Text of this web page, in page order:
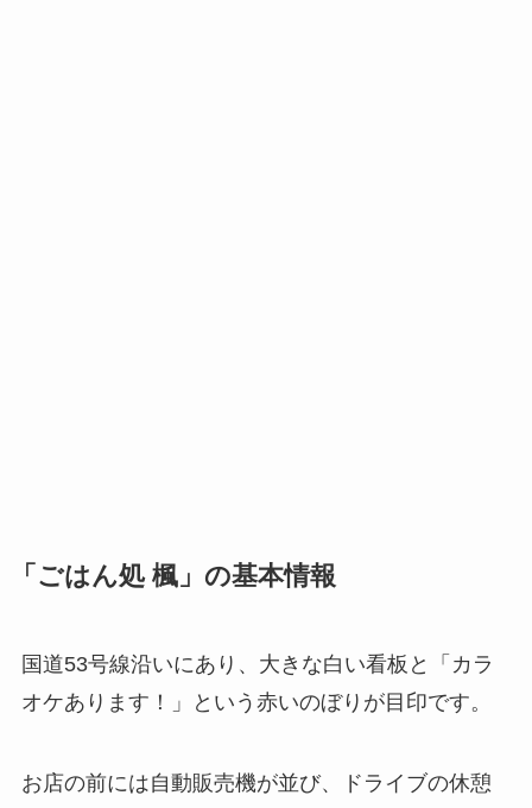
「ごはん処 楓」の基本情報
国道53号線沿いにあり、大きな白い看板と「カラ
オケあります！」という赤いのぼりが目印です。
お店の前には自動販売機が並び、ドライブの休憩